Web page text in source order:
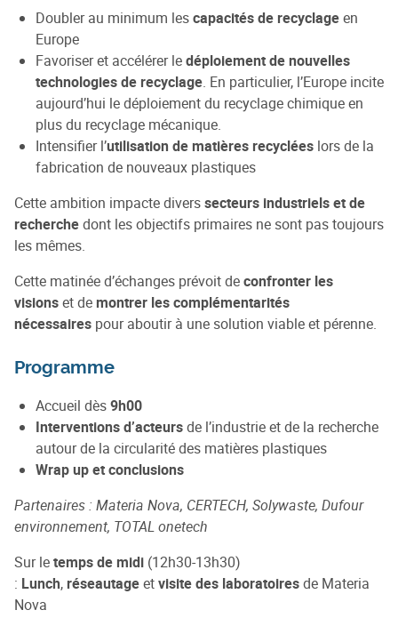
Doubler au minimum lescapacités de recyclageen
Europe
Favoriser et accélérer ledéploiement de nouvelles
technologies de recyclage. En particulier, l’Europe incite
aujourd’hui le déploiement du recyclage chimique en
plus du recyclage mécanique.
Intensifier l’utilisation de matières recyclées lors de la
fabrication de nouveaux plastiques
Cette ambition impacte diverssecteurs industriels et de
recherchedont les objectifs primaires ne sont pas toujours
les mêmes.
Cette matinée d’échanges prévoit deconfronter les
visionset de montrer les complémentarités
nécessaires pour aboutir à une solution viable et pérenne.
Programme
Accueil dès9h00
Interventions d’acteursde l’industrie et de la recherche
autour de la circularité des matières plastiques
Wrap up et conclusions
Partenaires : Materia Nova, CERTECH, Solywaste, Dufour
environnement, TOTAL onetech
Sur letemps de midi (12h30-13h30)
: Lunch, réseautageetvisite des laboratoiresde Materia
Nova